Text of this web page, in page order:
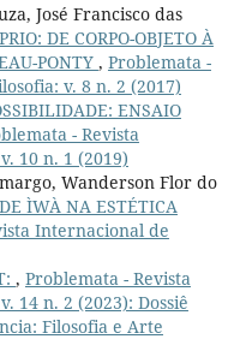
José Francisco das
DE CORPO-OBJETO À
PONTY , Problemata -
v. 8 n. 2 (2017)
ENSAIO
- Revista
10 n. 1 (2019)
Wanderson Flor do
ÌWÀ NA ESTÉTICA
Internacional de
, Problemata - Revista
14 n. 2 (2023): Dossiê
Filosofia e Arte